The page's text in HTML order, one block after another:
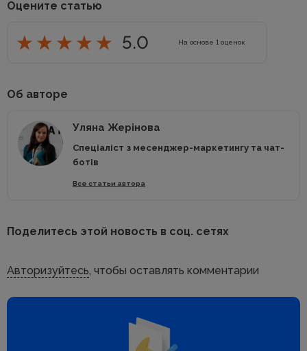
Оцените статью
5.0 На основе 1 оценок
Об авторе
Уляна Жерінова
Спеціаліст з месенджер-маркетингу та чат-
ботів
Все статьи автора
Поделитесь этой новость в соц. сетях
Авторизуйтесь, чтобы оставлять комментарии